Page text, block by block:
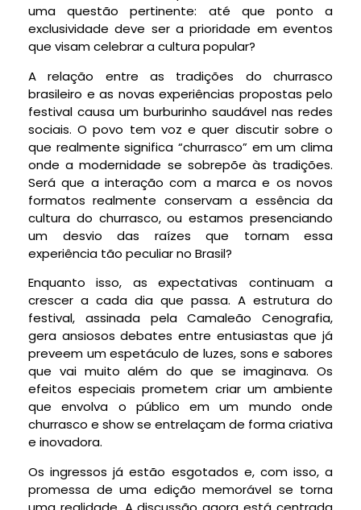
uma questão pertinente: até que ponto a
exclusividade deve ser a prioridade em eventos
que visam celebrar a cultura popular?
A relação entre as tradições do churrasco
brasileiro e as novas experiências propostas pelo
festival causa um burburinho saudável nas redes
sociais. O povo tem voz e quer discutir sobre o
que realmente significa “churrasco” em um clima
onde a modernidade se sobrepõe às tradições.
Será que a interação com a marca e os novos
formatos realmente conservam a essência da
cultura do churrasco, ou estamos presenciando
um desvio das raízes que tornam essa
experiência tão peculiar no Brasil?
Enquanto isso, as expectativas continuam a
crescer a cada dia que passa. A estrutura do
festival, assinada pela Camaleão Cenografia,
gera ansiosos debates entre entusiastas que já
preveem um espetáculo de luzes, sons e sabores
que vai muito além do que se imaginava. Os
efeitos especiais prometem criar um ambiente
que envolva o público em um mundo onde
churrasco e show se entrelaçam de forma criativa
e inovadora.
Os ingressos já estão esgotados e, com isso, a
promessa de uma edição memorável se torna